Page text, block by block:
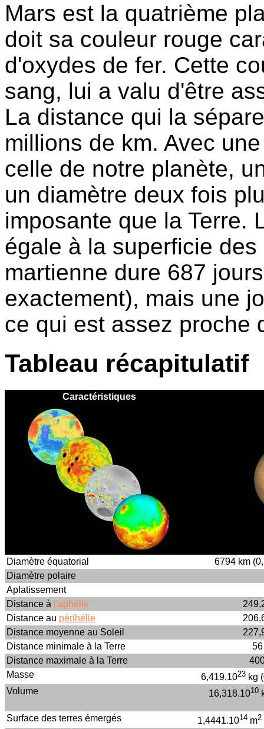
Mars est la quatrième
doit sa couleur rouge
d'oxydes de fer. Cette
sang, lui a valu d'être
La distance qui la
millions de km. Avec
celle de notre planète,
un diamètre deux fois
imposante que la Terre.
égale à la superficie
martienne dure 687
exactement), mais une
ce qui est assez proche
Tableau récapitulatif
Caractéristiques
Diamètre équatorial
6794 km
Diamètre polaire
Aplatissement
Distance à l'aphélie
Distance au périhélie
Distance moyenne au Soleil
Distance minimale à la Terre
Distance maximale à la Terre
Masse
6,419.1023 kg
Volume
16,318.1010
Surface des terres émergés 1,4441.1014 m2